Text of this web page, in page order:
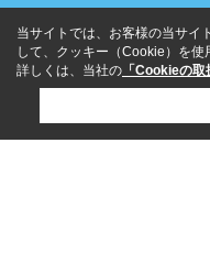
当サイトでは、お客様の当サイ
して、クッキー（Cookie）を使
詳しくは、当社の 「Cookieの取